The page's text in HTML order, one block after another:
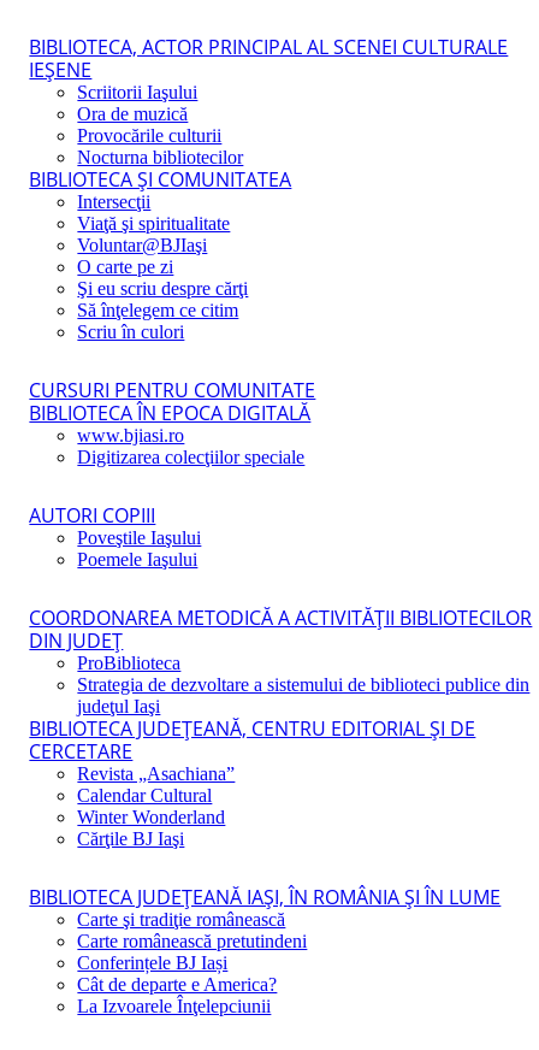
BIBLIOTECA, ACTOR PRINCIPAL AL SCENEI CULTURALE
IEŞENE
Scriitorii Iaşului
Ora de muzică
Provocările culturii
Nocturna bibliotecilor
BIBLIOTECA ŞI COMUNITATEA
Intersecţii
Viaţă şi spiritualitate
Voluntar@BJIaşi
O carte pe zi
Şi eu scriu despre cărţi
Să înţelegem ce citim
Scriu în culori
CURSURI PENTRU COMUNITATE
BIBLIOTECA ÎN EPOCA DIGITALĂ
www.bjiasi.ro
Digitizarea colecţiilor speciale
AUTORI COPIII
Poveştile Iaşului
Poemele Iaşului
COORDONAREA METODICĂ A ACTIVITĂŢII BIBLIOTECILOR
DIN JUDEŢ
ProBiblioteca
Strategia de dezvoltare a sistemului de biblioteci publice din
judeţul Iaşi
BIBLIOTECA JUDEŢEANĂ, CENTRU EDITORIAL ŞI DE
CERCETARE
Revista „Asachiana”
Calendar Cultural
Winter Wonderland
Cărţile BJ Iaşi
BIBLIOTECA JUDEŢEANĂ IAŞI, ÎN ROMÂNIA ŞI ÎN LUME
Carte şi tradiţie românească
Carte românească pretutindeni
Conferințele BJ Iași
Cât de departe e America?
La Izvoarele Înţelepciunii